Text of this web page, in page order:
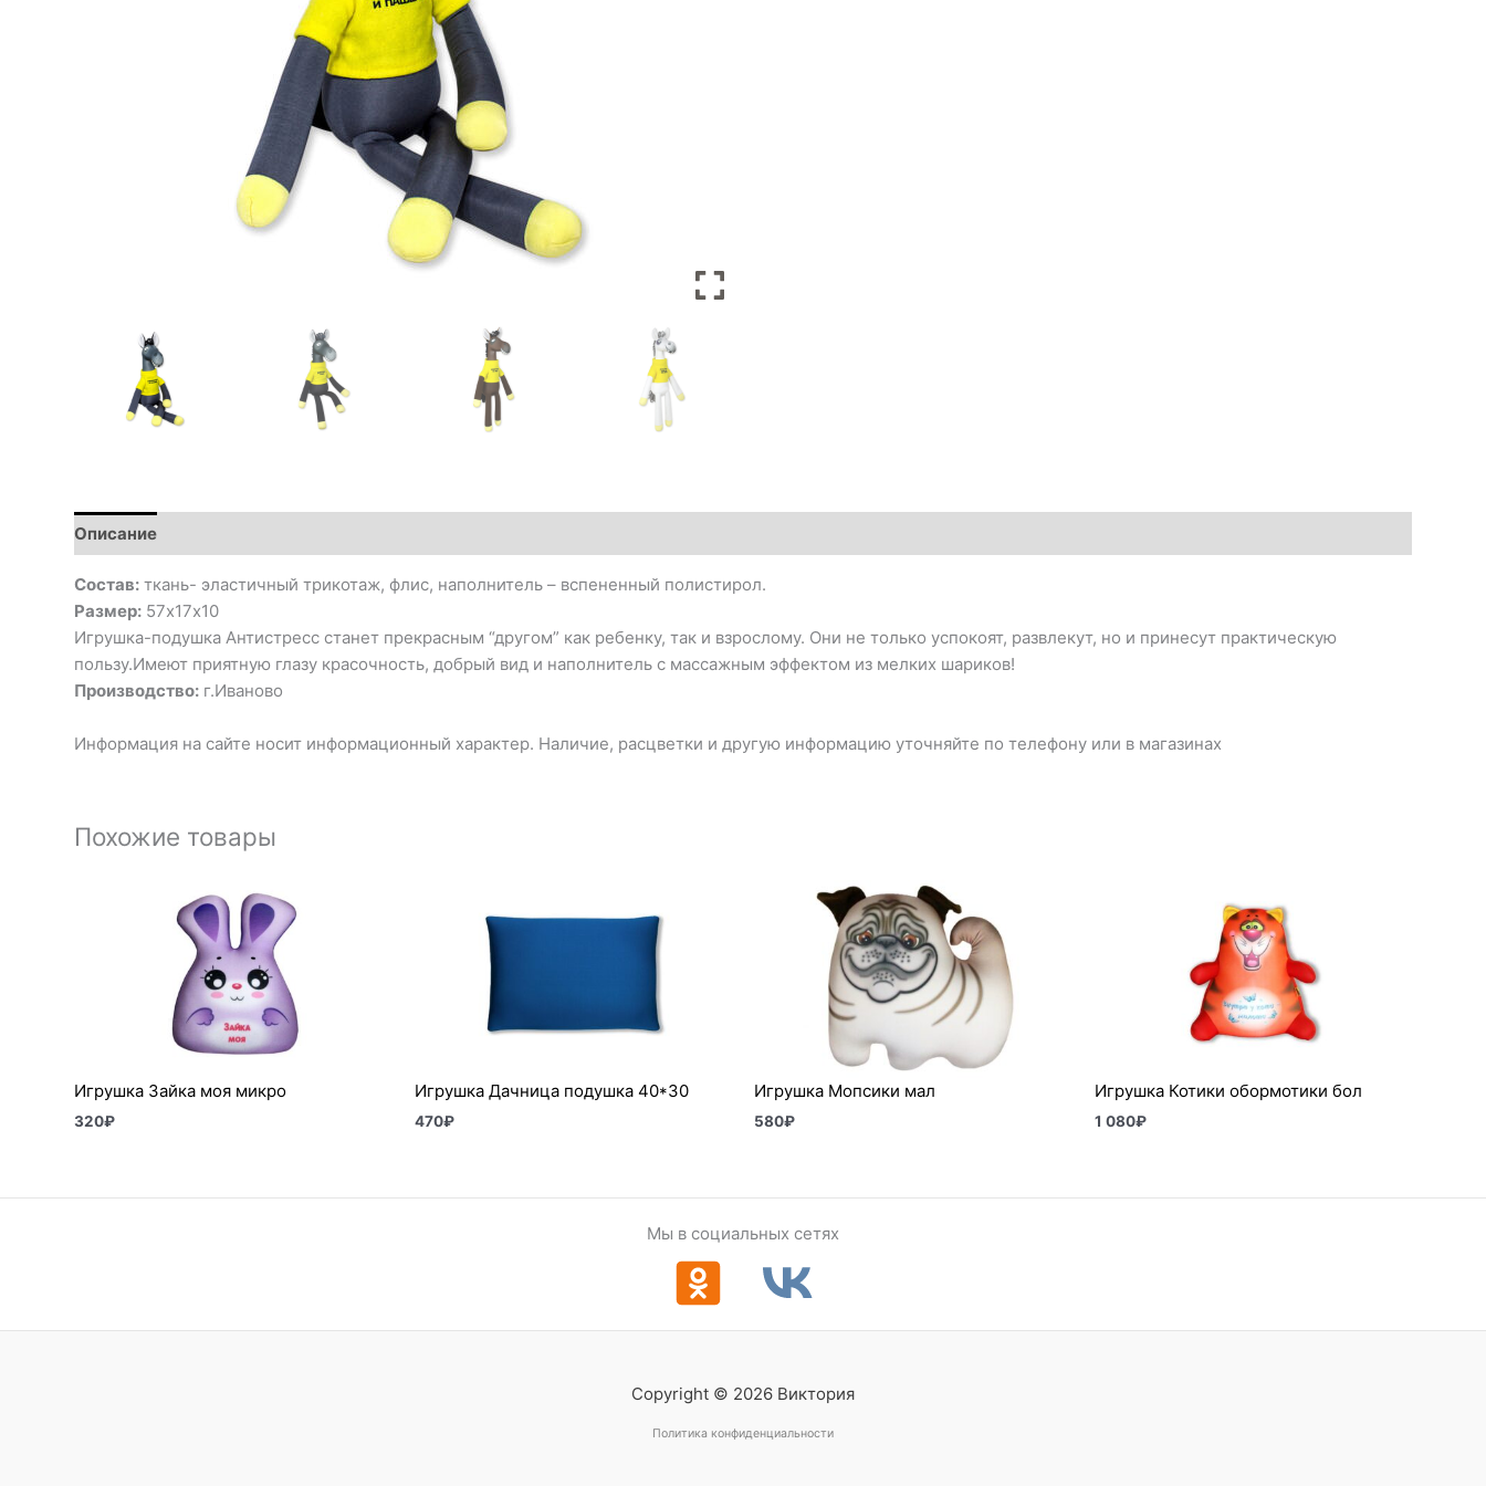
Описание
Состав: ткань- эластичный трикотаж, флис, наполнитель – вспененный полистирол.
Размер: 57х17х10
Игрушка-подушка Антистресс станет прекрасным “другом” как ребенку, так и взрослому. Они не только успокоят, развлекут, но и принесут практическую
пользу.Имеют приятную глазу красочность, добрый вид и наполнитель с массажным эффектом из мелких шариков!
Производство: г.Иваново
Информация на сайте носит информационный характер. Наличие, расцветки и другую информацию уточняйте по телефону или в магазинах
Похожие товары
Игрушка Зайка моя микро
320₽
Игрушка Дачница подушка 40*30
470₽
Игрушка Мопсики мал
580₽
Игрушка Котики обормотики бол
1 080₽
Мы в социальных сетях
Copyright © 2026 Виктория
Политика конфиденциальности